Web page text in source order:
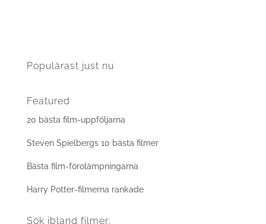
Populärast just nu
Featured
20 bästa film-uppföljarna
Steven Spielbergs 10 bästa filmer
Bästa film-förolämpningarna
Harry Potter-filmerna rankade
Sök ibland filmer: